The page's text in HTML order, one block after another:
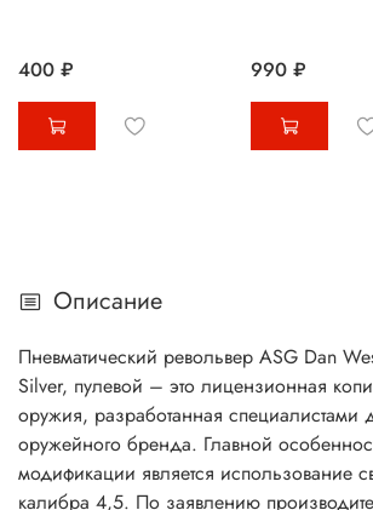
400 ₽ 990 ₽
Описание
Пневматический револьвер ASG Dan
Silver, пулевой – это лицензионная
оружия, разработанная специалистами
оружейного бренда. Главной
модификации является использование
калибра 4,5. По заявлению